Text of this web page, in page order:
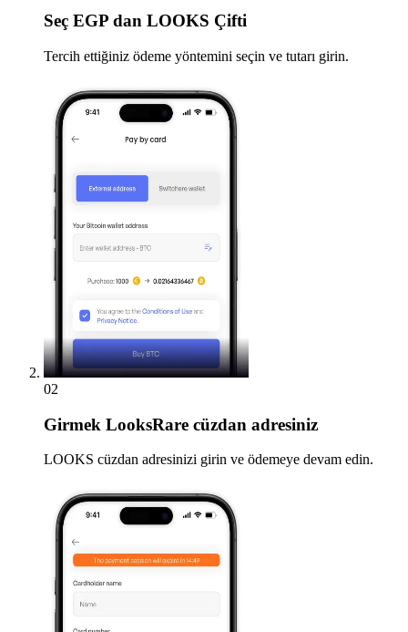
Seç EGP dan LOOKS Çifti
Tercih ettiğiniz ödeme yöntemini seçin ve tutarı girin.
02
Girmek LooksRare cüzdan adresiniz
LOOKS cüzdan adresinizi girin ve ödemeye devam edin.